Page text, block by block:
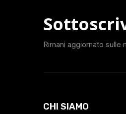
Rimani aggiornato
CHI SIAMO